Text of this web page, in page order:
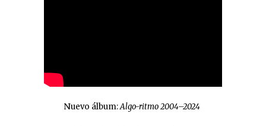
Nuevo álbum:Algo-ritmo 2004–2024